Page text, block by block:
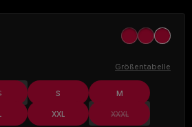
black khaki off
Größentabelle
(Diese Option ist zurzeit nicht verfügbar.)
S M
XXL XXXL (Diese Option ist